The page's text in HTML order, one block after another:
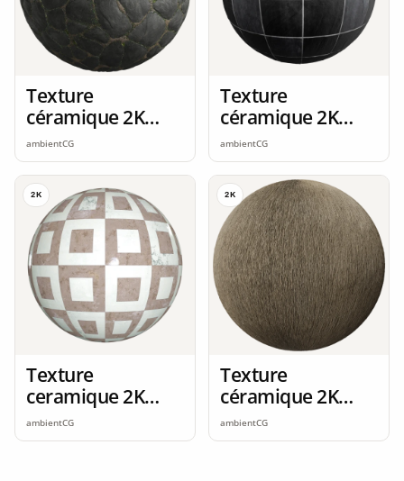
Texture
céramique 2K
seamless
ambientCG
Texture
céramique 2K
seamless
ambientCG
2K
Texture
ceramique 2K
seamless
ambientCG
2K
Texture
céramique 2K
seamless
ambientCG